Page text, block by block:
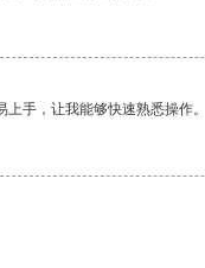
手，让我能够快速熟悉操作。